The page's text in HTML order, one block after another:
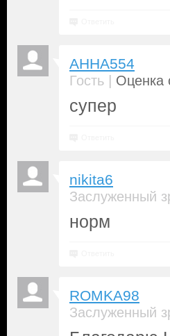
AHHA554
Гость | Оценка
супер
nikita6
Заслуженный
норм
ROMKA98
Заслуженный